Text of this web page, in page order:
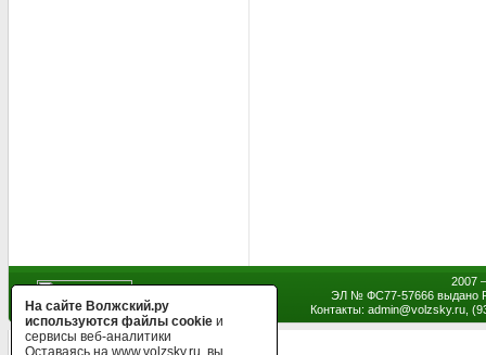
2007
ЭЛ № ФС77-57666 выдано
Контакты: admin@volzsky.ru,
На сайте Волжский.ру
используются файлы cookie и
сервисы веб-аналитики
Оставаясь на www.volzsky.ru, вы